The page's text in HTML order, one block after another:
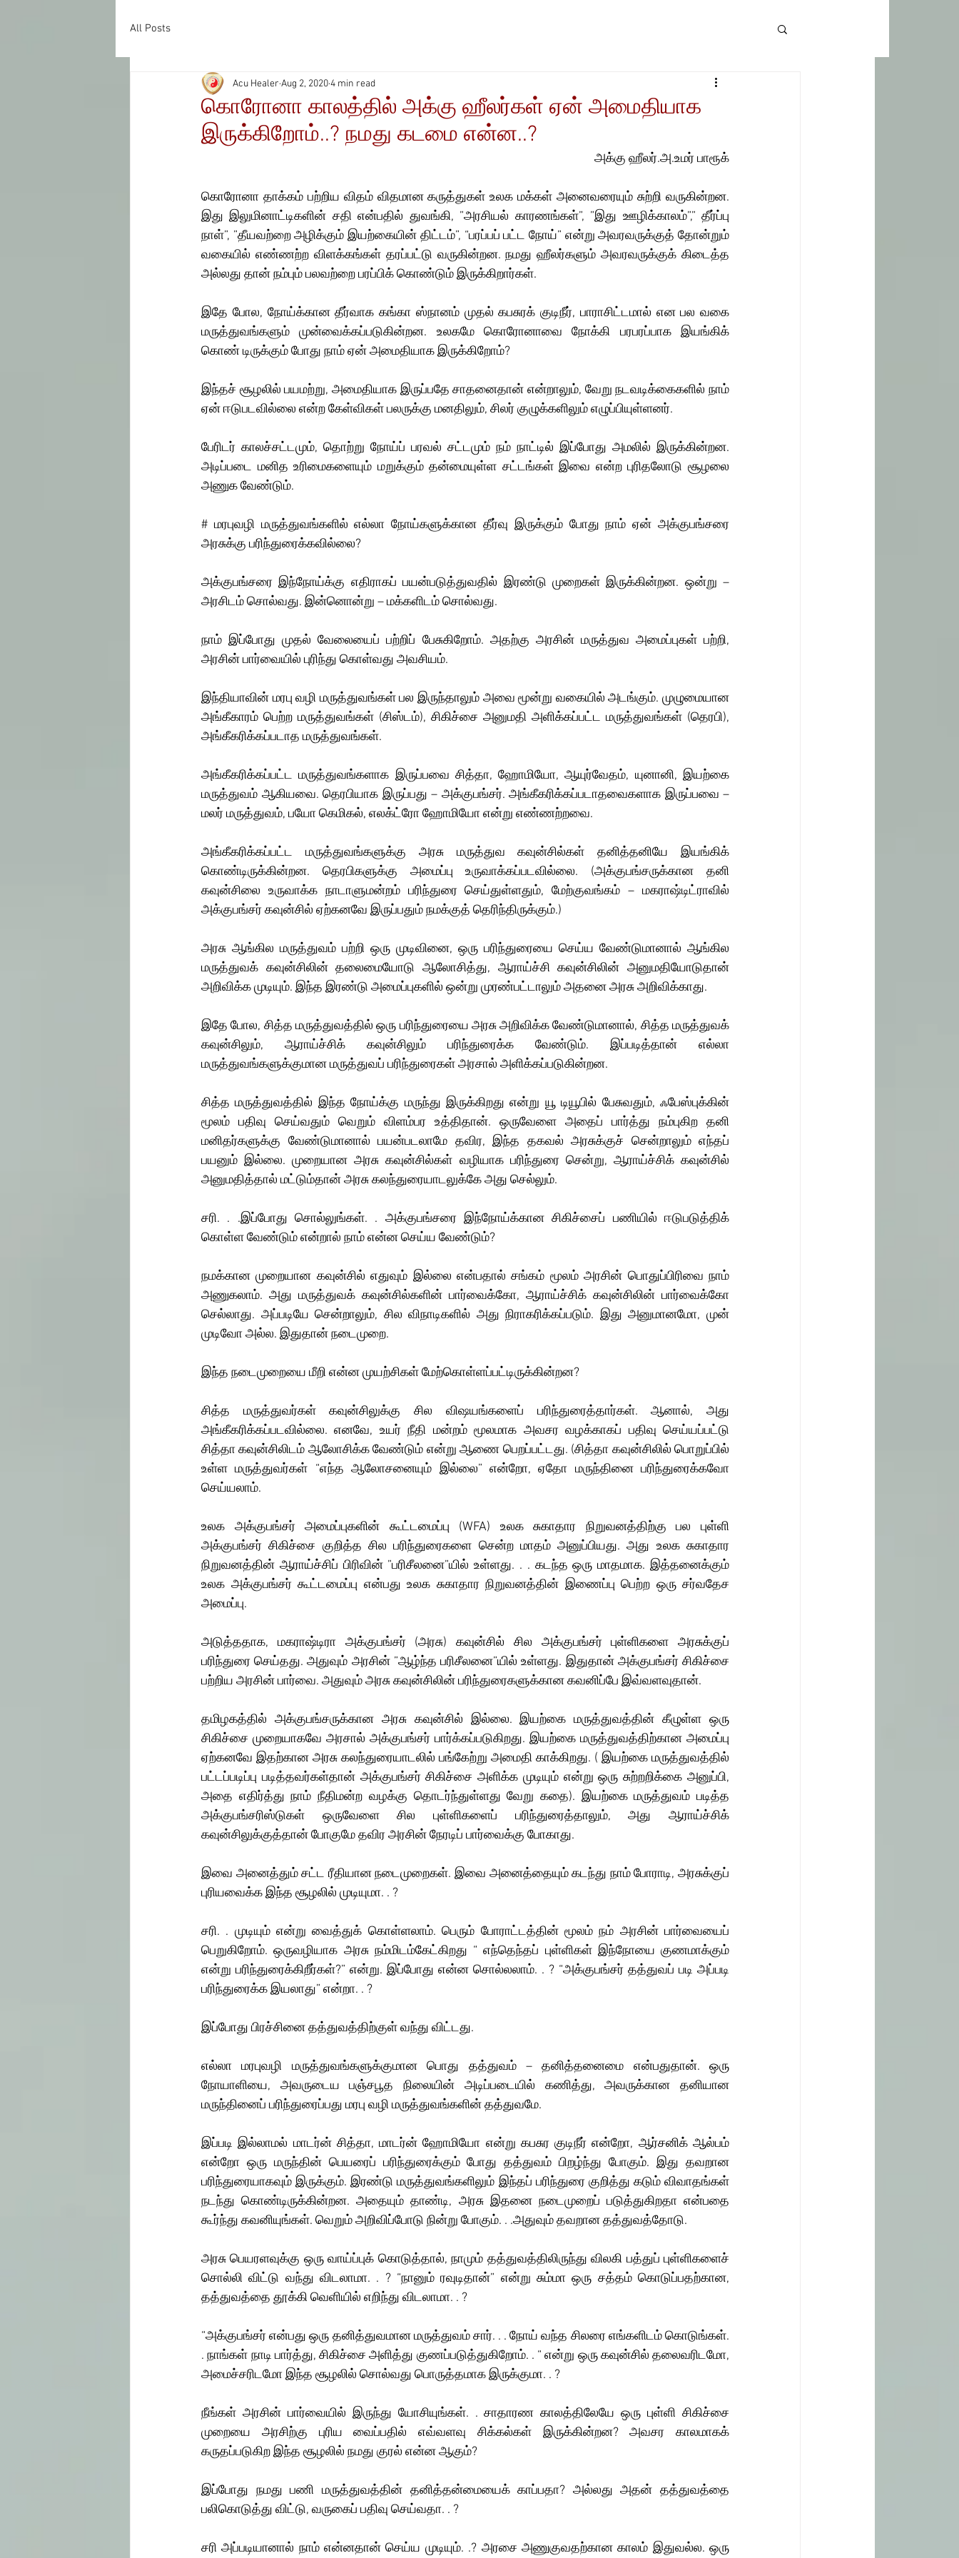
All Posts
கொரோனா காலத்தில் அக்கு ஹீலர்கள் ஏன் அமைதியாக
இருக்கிறோம்..? நமது கடமை என்ன..?
Acu Healer Aug 2, 20204 min read
அக்கு ஹீலர்.அ.உமர் பாரூக்
கொரோனா தாக்கம் பற்றிய விதம் விதமான கருத்துகள் உலக மக்கள் அனைவரையும் சுற்றி வருகின்றன.
இது இலுமினாட்டிகளின் சதி என்பதில் துவங்கி, ”அரசியல் காரணங்கள்”, ”இது ஊழிக்காலம்”,” தீர்ப்பு
நாள்”, ”தீயவற்றை அழிக்கும் இயற்கையின் திட்டம்”, “பரப்பப் பட்ட நோய்” என்று அவரவருக்குத் தோன்றும்
வகையில் எண்ணற்ற விளக்கங்கள் தரப்பட்டு வருகின்றன. நமது ஹீலர்களும் அவரவருக்குக் கிடைத்த
அல்லது தான் நம்பும் பலவற்றை பரப்பிக் கொண்டும் இருக்கிறார்கள்.
இதே போல, நோய்க்கான தீர்வாக கங்கா ஸ்நானம் முதல் கபசுரக் குடிநீர், பாராசிட்டமால் என பல வகை
மருத்துவங்களும் முன்வைக்கப்படுகின்றன. உலகமே கொரோனாவை நோக்கி பரபரப்பாக இயங்கிக்
கொண் டிருக்கும் போது நாம் ஏன் அமைதியாக இருக்கிறோம்?
இந்தச் சூழலில் பயமற்று, அமைதியாக இருப்பதே சாதனைதான் என்றாலும், வேறு நடவடிக்கைகளில் நாம்
ஏன் ஈடுபடவில்லை என்ற கேள்விகள் பலருக்கு மனதிலும், சிலர் குழுக்களிலும் எழுப்பியுள்ளனர்.
பேரிடர் காலச்சட்டமும், தொற்று நோய்ப் பரவல் சட்டமும் நம் நாட்டில் இப்போது அமலில் இருக்கின்றன.
அடிப்படை மனித உரிமைகளையும் மறுக்கும் தன்மையுள்ள சட்டங்கள் இவை என்ற புரிதலோடு சூழலை
அணுக வேண்டும்.
# மரபுவழி மருத்துவங்களில் எல்லா நோய்களுக்கான தீர்வு இருக்கும் போது நாம் ஏன் அக்குபங்சரை
அரசுக்கு பரிந்துரைக்கவில்லை?
அக்குபங்சரை இந்நோய்க்கு எதிராகப் பயன்படுத்துவதில் இரண்டு முறைகள் இருக்கின்றன. ஒன்று –
அரசிடம் சொல்வது. இன்னொன்று – மக்களிடம் சொல்வது.
நாம் இப்போது முதல் வேலையைப் பற்றிப் பேசுகிறோம். அதற்கு அரசின் மருத்துவ அமைப்புகள் பற்றி,
அரசின் பார்வையில் புரிந்து கொள்வது அவசியம்.
இந்தியாவின் மரபு வழி மருத்துவங்கள் பல இருந்தாலும் அவை மூன்று வகையில் அடங்கும். முழுமையான
அங்கீகாரம் பெற்ற மருத்துவங்கள் (சிஸ்டம்), சிகிச்சை அனுமதி அளிக்கப்பட்ட மருத்துவங்கள் (தெரபி),
அங்கீகரிக்கப்படாத மருத்துவங்கள்.
அங்கீகரிக்கப்பட்ட மருத்துவங்களாக இருப்பவை சித்தா, ஹோமியோ, ஆயுர்வேதம், யுனானி, இயற்கை
மருத்துவம் ஆகியவை. தெரபியாக இருப்பது – அக்குபங்சர். அங்கீகரிக்கப்படாதவைகளாக இருப்பவை –
மலர் மருத்துவம், பயோ கெமிகல், எலக்ட்ரோ ஹோமியோ என்று எண்ணற்றவை.
அங்கீகரிக்கப்பட்ட மருத்துவங்களுக்கு அரசு மருத்துவ கவுன்சில்கள் தனித்தனியே இயங்கிக்
கொண்டிருக்கின்றன. தெரபிகளுக்கு அமைப்பு உருவாக்கப்படவில்லை. (அக்குபங்சருக்கான தனி
கவுன்சிலை உருவாக்க நாடாளுமன்றம் பரிந்துரை செய்துள்ளதும், மேற்குவங்கம் – மகராஷ்டிட்ராவில்
அக்குபங்சர் கவுன்சில் ஏற்கனவே இருப்பதும் நமக்குத் தெரிந்திருக்கும்.)
அரசு ஆங்கில மருத்துவம் பற்றி ஒரு முடிவினை, ஒரு பரிந்துரையை செய்ய வேண்டுமானால் ஆங்கில
மருத்துவக் கவுன்சிலின் தலைமையோடு ஆலோசித்து, ஆராய்ச்சி கவுன்சிலின் அனுமதியோடுதான்
அறிவிக்க முடியும். இந்த இரண்டு அமைப்புகளில் ஒன்று முரண்பட்டாலும் அதனை அரசு அறிவிக்காது.
இதே போல, சித்த மருத்துவத்தில் ஒரு பரிந்துரையை அரசு அறிவிக்க வேண்டுமானால், சித்த மருத்துவக்
கவுன்சிலும், ஆராய்ச்சிக் கவுன்சிலும் பரிந்துரைக்க வேண்டும். இப்படித்தான் எல்லா
மருத்துவங்களுக்குமான மருத்துவப் பரிந்துரைகள் அரசால் அளிக்கப்படுகின்றன.
சித்த மருத்துவத்தில் இந்த நோய்க்கு மருந்து இருக்கிறது என்று யூ டியூபில் பேசுவதும், ஃபேஸ்புக்கின்
மூலம் பதிவு செய்வதும் வெறும் விளம்பர உத்திதான். ஒருவேளை அதைப் பார்த்து நம்புகிற தனி
மனிதர்களுக்கு வேண்டுமானால் பயன்படலாமே தவிர, இந்த தகவல் அரசுக்குச் சென்றாலும் எந்தப்
பயனும் இல்லை. முறையான அரசு கவுன்சில்கள் வழியாக பரிந்துரை சென்று, ஆராய்ச்சிக் கவுன்சில்
அனுமதித்தால் மட்டும்தான் அரசு கலந்துரையாடலுக்கே அது செல்லும்.
சரி. . .இப்போது சொல்லுங்கள். . அக்குபங்சரை இந்நோய்க்கான சிகிச்சைப் பணியில் ஈடுபடுத்திக்
கொள்ள வேண்டும் என்றால் நாம் என்ன செய்ய வேண்டும்?
நமக்கான முறையான கவுன்சில் எதுவும் இல்லை என்பதால் சங்கம் மூலம் அரசின் பொதுப்பிரிவை நாம்
அணுகலாம். அது மருத்துவக் கவுன்சில்களின் பார்வைக்கோ, ஆராய்ச்சிக் கவுன்சிலின் பார்வைக்கோ
செல்லாது. அப்படியே சென்றாலும், சில விநாடிகளில் அது நிராகரிக்கப்படும். இது அனுமானமோ, முன்
முடிவோ அல்ல. இதுதான் நடைமுறை.
இந்த நடைமுறையை மீறி என்ன முயற்சிகள் மேற்கொள்ளப்பட்டிருக்கின்றன?
சித்த மருத்துவர்கள் கவுன்சிலுக்கு சில விஷயங்களைப் பரிந்துரைத்தார்கள். ஆனால், அது
அங்கீகரிக்கப்படவில்லை. எனவே, உயர் நீதி மன்றம் மூலமாக அவசர வழக்காகப் பதிவு செய்யப்பட்டு
சித்தா கவுன்சிலிடம் ஆலோசிக்க வேண்டும் என்று ஆணை பெறப்பட்டது. (சித்தா கவுன்சிலில் பொறுப்பில்
உள்ள மருத்துவர்கள் “எந்த ஆலோசனையும் இல்லை” என்றோ, ஏதோ மருந்தினை பரிந்துரைக்கவோ
செய்யலாம்.
உலக அக்குபங்சர் அமைப்புகளின் கூட்டமைப்பு (WFA) உலக சுகாதார நிறுவனத்திற்கு பல புள்ளி
அக்குபங்சர் சிகிச்சை குறித்த சில பரிந்துரைகளை சென்ற மாதம் அனுப்பியது. அது உலக சுகாதார
நிறுவனத்தின் ஆராய்ச்சிப் பிரிவின் ”பரிசீலனை”யில் உள்ளது. . . கடந்த ஒரு மாதமாக. இத்தனைக்கும்
உலக அக்குபங்சர் கூட்டமைப்பு என்பது உலக சுகாதார நிறுவனத்தின் இணைப்பு பெற்ற ஒரு சர்வதேச
அமைப்பு.
அடுத்ததாக, மகராஷ்டிரா அக்குபங்சர் (அரசு) கவுன்சில் சில அக்குபங்சர் புள்ளிகளை அரசுக்குப்
பரிந்துரை செய்தது. அதுவும் அரசின் ”ஆழ்ந்த பரிசீலனை”யில் உள்ளது. இதுதான் அக்குபங்சர் சிகிச்சை
பற்றிய அரசின் பார்வை. அதுவும் அரசு கவுன்சிலின் பரிந்துரைகளுக்கான கவனிப்பே இவ்வளவுதான்.
தமிழகத்தில் அக்குபங்சருக்கான அரசு கவுன்சில் இல்லை. இயற்கை மருத்துவத்தின் கீழுள்ள ஒரு
சிகிச்சை முறையாகவே அரசால் அக்குபங்சர் பார்க்கப்படுகிறது. இயற்கை மருத்துவத்திற்கான அமைப்பு
ஏற்கனவே இதற்கான அரசு கலந்துரையாடலில் பங்கேற்று அமைதி காக்கிறது. ( இயற்கை மருத்துவத்தில்
பட்டப்படிப்பு படித்தவர்கள்தான் அக்குபங்சர் சிகிச்சை அளிக்க முடியும் என்று ஒரு சுற்றறிக்கை அனுப்பி,
அதை எதிர்த்து நாம் நீதிமன்ற வழக்கு தொடர்ந்துள்ளது வேறு கதை). இயற்கை மருத்துவம் படித்த
அக்குபங்சரிஸ்டுகள் ஒருவேளை சில புள்ளிகளைப் பரிந்துரைத்தாலும், அது ஆராய்ச்சிக்
கவுன்சிலுக்குத்தான் போகுமே தவிர அரசின் நேரடிப் பார்வைக்கு போகாது.
இவை அனைத்தும் சட்ட ரீதியான நடைமுறைகள். இவை அனைத்தையும் கடந்து நாம் போராடி, அரசுக்குப்
புரியவைக்க இந்த சூழலில் முடியுமா. . ?
சரி. . முடியும் என்று வைத்துக் கொள்ளலாம். பெரும் போராட்டத்தின் மூலம் நம் அரசின் பார்வையைப்
பெறுகிறோம். ஒருவழியாக அரசு நம்மிடம்கேட்கிறது “ எந்தெந்தப் புள்ளிகள் இந்நோயை குணமாக்கும்
என்று பரிந்துரைக்கிறீர்கள்?” என்று. இப்போது என்ன சொல்லலாம். . ? “அக்குபங்சர் தத்துவப் படி அப்படி
பரிந்துரைக்க இயலாது” என்றா. . ?
இப்போது பிரச்சினை தத்துவத்திற்குள் வந்து விட்டது.
எல்லா மரபுவழி மருத்துவங்களுக்குமான பொது தத்துவம் – தனித்தனைமை என்பதுதான். ஒரு
நோயாளியை, அவருடைய பஞ்சபூத நிலையின் அடிப்படையில் கணித்து, அவருக்கான தனியான
மருந்தினைப் பரிந்துரைப்பது மரபு வழி மருத்துவங்களின் தத்துவமே.
இப்படி இல்லாமல் மாடர்ன் சித்தா, மாடர்ன் ஹோமியோ என்று கபசுர குடிநீர் என்றோ, ஆர்சனிக் ஆல்பம்
என்றோ ஒரு மருந்தின் பெயரைப் பரிந்துரைக்கும் போது தத்துவம் பிறழ்ந்து போகும். இது தவறான
பரிந்துரையாகவும் இருக்கும். இரண்டு மருத்துவங்களிலும் இந்தப் பரிந்துரை குறித்து கடும் விவாதங்கள்
நடந்து கொண்டிருக்கின்றன. அதையும் தாண்டி, அரசு இதனை நடைமுறைப் படுத்துகிறதா என்பதை
கூர்ந்து கவனியுங்கள். வெறும் அறிவிப்போடு நின்று போகும். . .அதுவும் தவறான தத்துவத்தோடு.
அரசு பெயரளவுக்கு ஒரு வாய்ப்புக் கொடுத்தால், நாமும் தத்துவத்திலிருந்து விலகி பத்துப் புள்ளிகளைச்
சொல்லி விட்டு வந்து விடலாமா. . ? “நானும் ரவுடிதான்” என்று சும்மா ஒரு சத்தம் கொடுப்பதற்கான,
தத்துவத்தை தூக்கி வெளியில் எறிந்து விடலாமா. . ?
“அக்குபங்சர் என்பது ஒரு தனித்துவமான மருத்துவம் சார். . . நோய் வந்த சிலரை எங்களிடம் கொடுங்கள்.
. நாங்கள் நாடி பார்த்து, சிகிச்சை அளித்து குணப்படுத்துகிறோம். . “ என்று ஒரு கவுன்சில் தலைவரிடமோ,
அமைச்சரிடமோ இந்த சூழலில் சொல்வது பொருத்தமாக இருக்குமா. . ?
நீங்கள் அரசின் பார்வையில் இருந்து யோசியுங்கள். . சாதாரண காலத்திலேயே ஒரு புள்ளி சிகிச்சை
முறையை அரசிற்கு புரிய வைப்பதில் எவ்வளவு சிக்கல்கள் இருக்கின்றன? அவசர காலமாகக்
கருதப்படுகிற இந்த சூழலில் நமது குரல் என்ன ஆகும்?
இப்போது நமது பணி மருத்துவத்தின் தனித்தன்மையைக் காப்பதா? அல்லது அதன் தத்துவத்தை
பலிகொடுத்து விட்டு, வருகைப் பதிவு செய்வதா. . ?
சரி அப்படியானால் நாம் என்னதான் செய்ய முடியும். .? அரசை அணுகுவதற்கான காலம் இதுவல்ல. ஒரு